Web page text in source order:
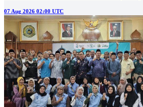
07 Aug 2026 02:00 UTC